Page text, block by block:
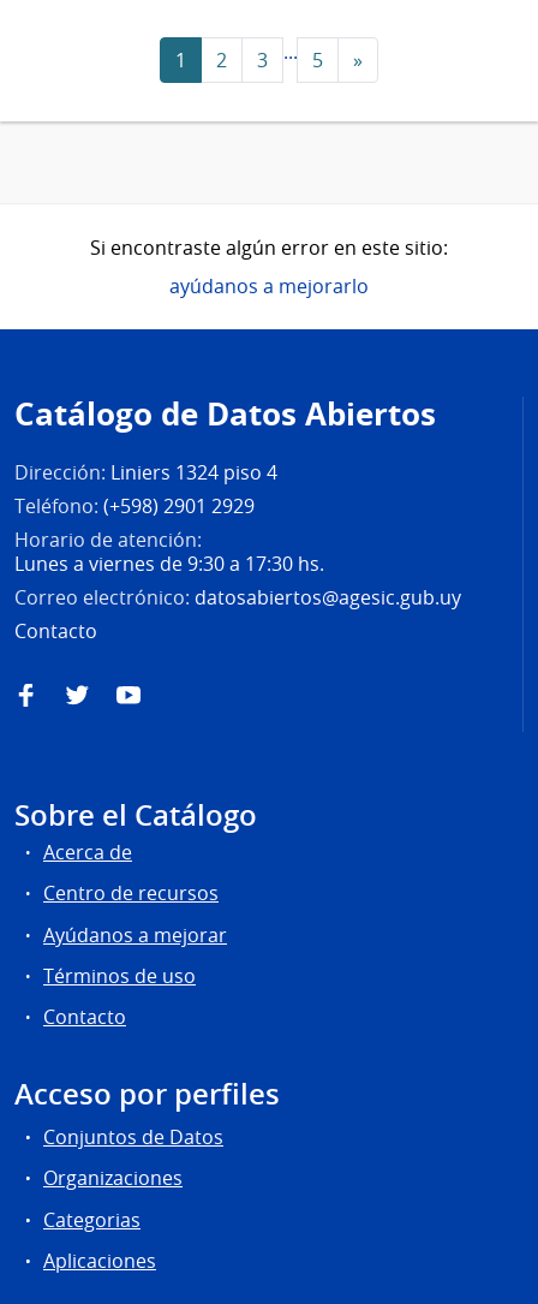
1 2 3 ... 5 »
Si encontraste algún error en este sitio:
ayúdanos a mejorarlo
de
página
Catálogo de Datos Abiertos
Dirección: Liniers 1324 piso 4
Teléfono: (+598) 2901 2929
Horario de atención:
Lunes a viernes de 9:30 a 17:30 hs.
Correo electrónico: datosabiertos@agesic.gub.uy
Contacto
FacebookTwitterYouTube
Sobre el Catálogo
Acerca de
Centro de recursos
Ayúdanos a mejorar
Términos de uso
Contacto
Acceso por perfiles
Conjuntos de Datos
Organizaciones
Categorias
Aplicaciones